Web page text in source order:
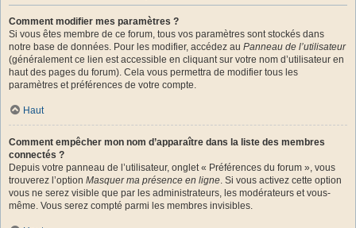
Comment modifier mes paramètres ?
Si vous êtes membre de ce forum, tous vos paramètres sont stockés dans
notre base de données. Pour les modifier, accédez au Panneau de l’utilisateur
(généralement ce lien est accessible en cliquant sur votre nom d’utilisateur en
haut des pages du forum). Cela vous permettra de modifier tous les
paramètres et préférences de votre compte.
Haut
Comment empêcher mon nom d’apparaître dans la liste des membres
connectés ?
Depuis votre panneau de l’utilisateur, onglet « Préférences du forum », vous
trouverez l’option Masquer ma présence en ligne. Si vous activez cette option
vous ne serez visible que par les administrateurs, les modérateurs et vous-
même. Vous serez compté parmi les membres invisibles.